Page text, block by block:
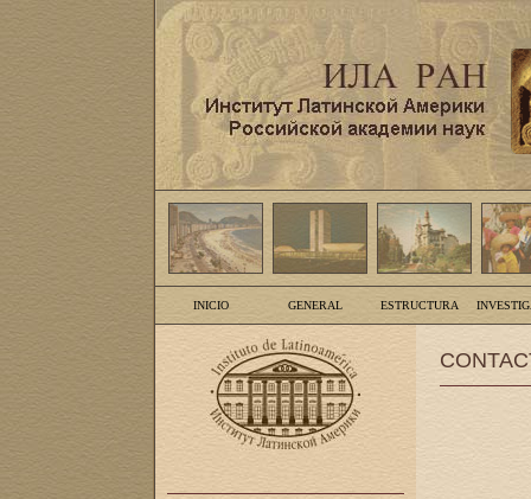
INICIO GENERAL ESTRUCTURA